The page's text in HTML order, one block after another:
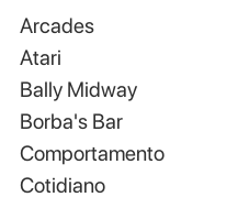
Arcades
Atari
Bally Midway
Borba's Bar
Comportamento
Cotidiano